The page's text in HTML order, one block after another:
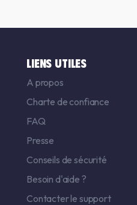
LIENS UTILES
A propos
Charte de confiance
FAQ
Presse
Conseils de sécurité
Besoin d'aide ?
Contacter le support